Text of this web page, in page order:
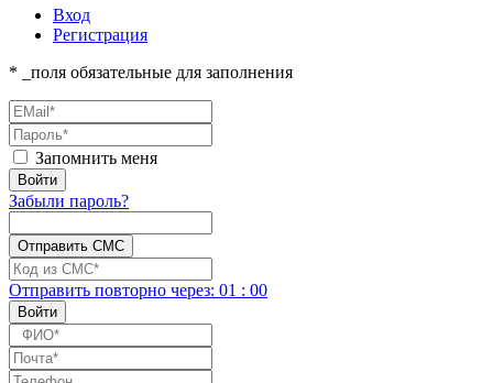
Вход
Регистрация
* _поля обязательные для заполнения
Запомнить меня
Забыли пароль?
Отправить повторно через: 01 : 00